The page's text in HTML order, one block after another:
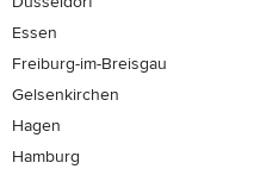
Essen
Freiburg-im-Breisgau
Gelsenkirchen
Hagen
Hamburg